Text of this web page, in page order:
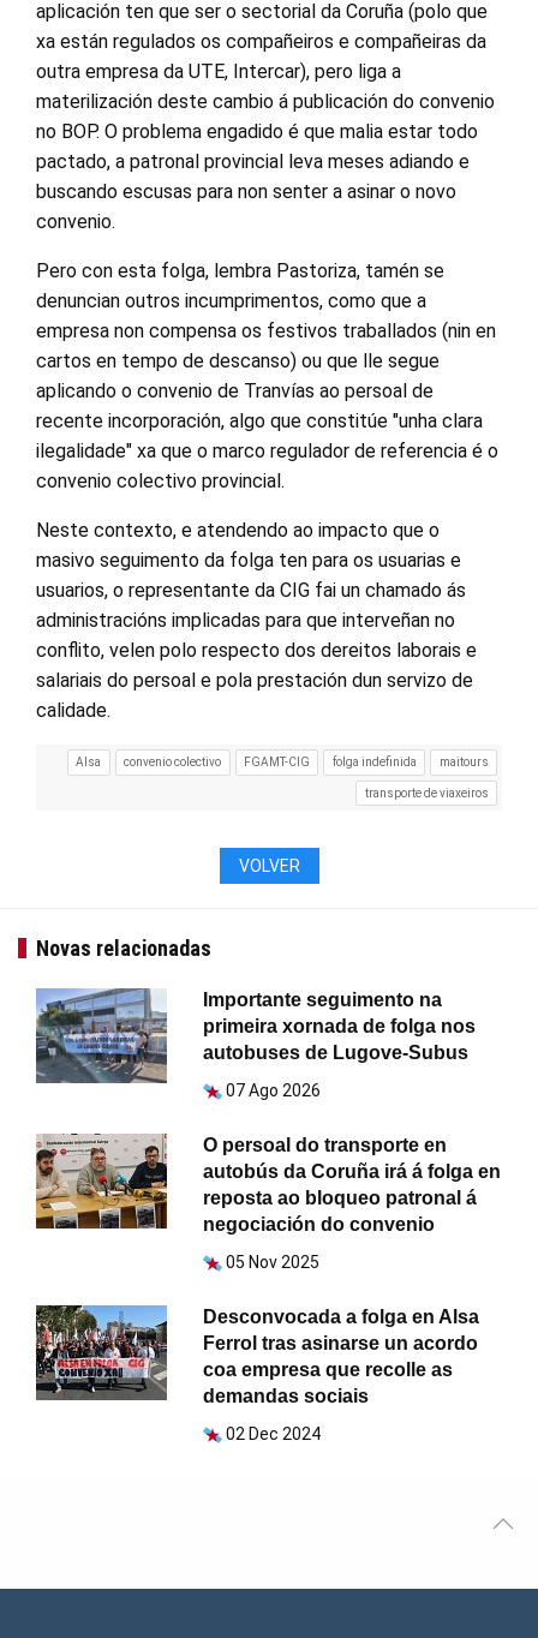
aplicación ten que ser o sectorial da Coruña (polo que
xa están regulados os compañeiros e compañeiras da
outra empresa da UTE, Intercar), pero liga a
materilización deste cambio á publicación do convenio
no BOP. O problema engadido é que malia estar todo
pactado, a patronal provincial leva meses adiando e
buscando escusas para non senter a asinar o novo
convenio.
Pero con esta folga, lembra Pastoriza, tamén se
denuncian outros incumprimentos, como que a
empresa non compensa os festivos traballados (nin en
cartos en tempo de descanso) ou que lle segue
aplicando o convenio de Tranvías ao persoal de
recente incorporación, algo que constitúe "unha clara
ilegalidade" xa que o marco regulador de referencia é o
convenio colectivo provincial.
Neste contexto, e atendendo ao impacto que o
masivo seguimento da folga ten para os usuarias e
usuarios, o representante da CIG fai un chamado ás
administracións implicadas para que interveñan no
conflito, velen polo respecto dos dereitos laborais e
salariais do persoal e pola prestación dun servizo de
calidade.
Alsa convenio colectivo FGAMT-CIG folga indefinida maitours
transporte de viaxeiros
VOLVER
Novas relacionadas
Importante seguimento na
primeira xornada de folga nos
autobuses de Lugove-Subus
07 Ago 2026
O persoal do transporte en
autobús da Coruña irá á folga en
reposta ao bloqueo patronal á
negociación do convenio
05 Nov 2025
Desconvocada a folga en Alsa
Ferrol tras asinarse un acordo
coa empresa que recolle as
demandas sociais
02 Dec 2024